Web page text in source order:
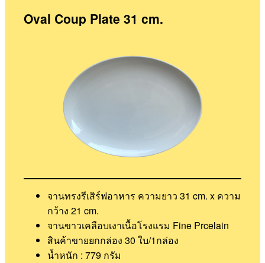
Oval Coup Plate 31 cm.
จานทรงรีเสิร์ฟอาหาร ความยาว 31 cm. x ความ
กว้าง 21 cm.
จานขาวเคลือบเงาเนื้อโรงแรม Fine Prcelain
สินค้าขายยกกล่อง 30 ใบ/1กล่อง
น้ำหนัก : 779 กรัม